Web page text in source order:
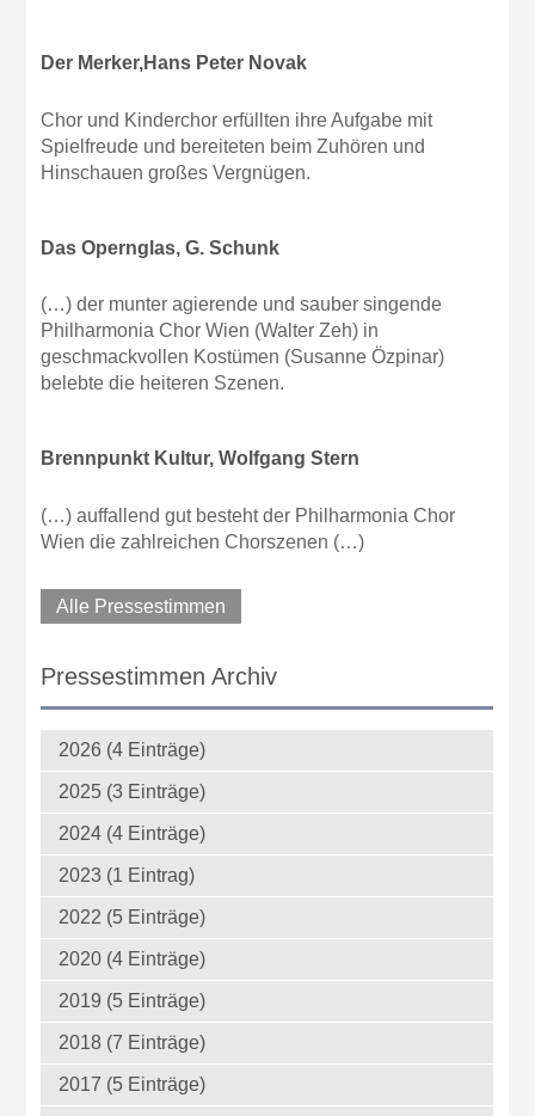
Der Merker,Hans Peter Novak
Chor und Kinderchor erfüllten ihre Aufgabe mit
Spielfreude und bereiteten beim Zuhören und
Hinschauen großes Vergnügen.
Das Opernglas, G. Schunk
(…) der munter agierende und sauber singende
Philharmonia Chor Wien (Walter Zeh) in
geschmackvollen Kostümen (Susanne Özpinar)
belebte die heiteren Szenen.
Brennpunkt Kultur, Wolfgang Stern
(…) auffallend gut besteht der Philharmonia Chor
Wien die zahlreichen Chorszenen (…)
Alle Pressestimmen
Pressestimmen Archiv
2026 (4 Einträge)
2025 (3 Einträge)
2024 (4 Einträge)
2023 (1 Eintrag)
2022 (5 Einträge)
2020 (4 Einträge)
2019 (5 Einträge)
2018 (7 Einträge)
2017 (5 Einträge)